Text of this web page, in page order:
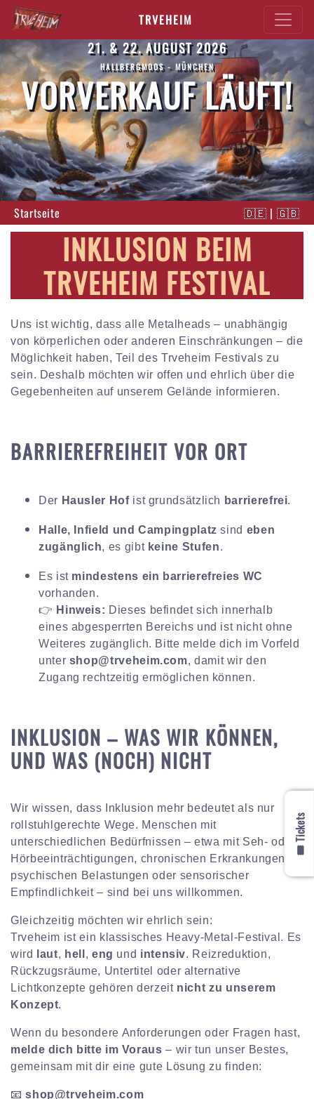
🎟️ Tickets
TRVEHEIM
21. & 22. AUGUST 2026
HALLBERGMOOS - MÜNCHEN
VORVERKAUF LÄUFT!
Startseite 🇩🇪 | 🇬🇧
INKLUSION BEIM
TRVEHEIM FESTIVAL
Uns ist wichtig, dass alle Metalheads – unabhängig
von körperlichen oder anderen Einschränkungen – die
Möglichkeit haben, Teil des Trveheim Festivals zu
sein. Deshalb möchten wir offen und ehrlich über die
Gegebenheiten auf unserem Gelände informieren.
BARRIEREFREIHEIT VOR ORT
Der Hausler Hofist grundsätzlich barrierefrei.
Halle, Infield und Campingplatz sind eben
zugänglich, es gibt keine Stufen.
Es ist mindestens ein barrierefreies WC
vorhanden.
👉 Hinweis: Dieses befindet sich innerhalb
eines abgesperrten Bereichs und ist nicht ohne
Weiteres zugänglich. Bitte melde dich im Vorfeld
unter shop@trveheim.com, damit wir den
Zugang rechtzeitig ermöglichen können.
INKLUSION – WAS WIR KÖNNEN,
UND WAS (NOCH) NICHT
Wir wissen, dass Inklusion mehr bedeutet als nur
rollstuhlgerechte Wege. Menschen mit
unterschiedlichen Bedürfnissen – etwa mit Seh- oder
Hörbeeinträchtigungen, chronischen Erkrankungen,
psychischen Belastungen oder sensorischer
Empfindlichkeit – sind bei uns willkommen.
Gleichzeitig möchten wir ehrlich sein:
Trveheim ist ein klassisches Heavy-Metal-Festival. Es
wird
laut, hell , eng und intensiv. Reizreduktion,
Rückzugsräume, Untertitel oder alternative
Lichtkonzepte gehören derzeit nicht zu unserem
Konzept.
Wenn du besondere Anforderungen oder Fragen hast,
melde dich bitte im Voraus – wir tun unser Bestes,
gemeinsam mit dir eine gute Lösung zu finden:
📧shop@trveheim.com